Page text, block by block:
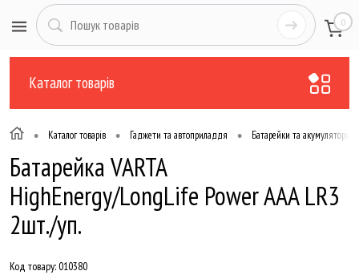
0
Каталог товарів
• Каталог товарів • Гаджети та автоприладдя • Батарейки та акумулятори
Батарейка VARTA
HighEnergy/LongLife Power AAA LR3
2шт./уп.
Код товару:010380